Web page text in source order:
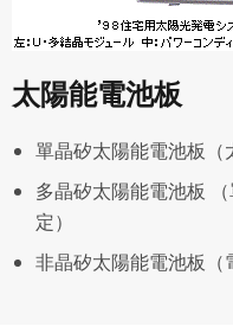
太陽能電池板
單晶矽太陽能電池板（
多晶矽太陽能電池板
定）
非晶矽太陽能電池板（